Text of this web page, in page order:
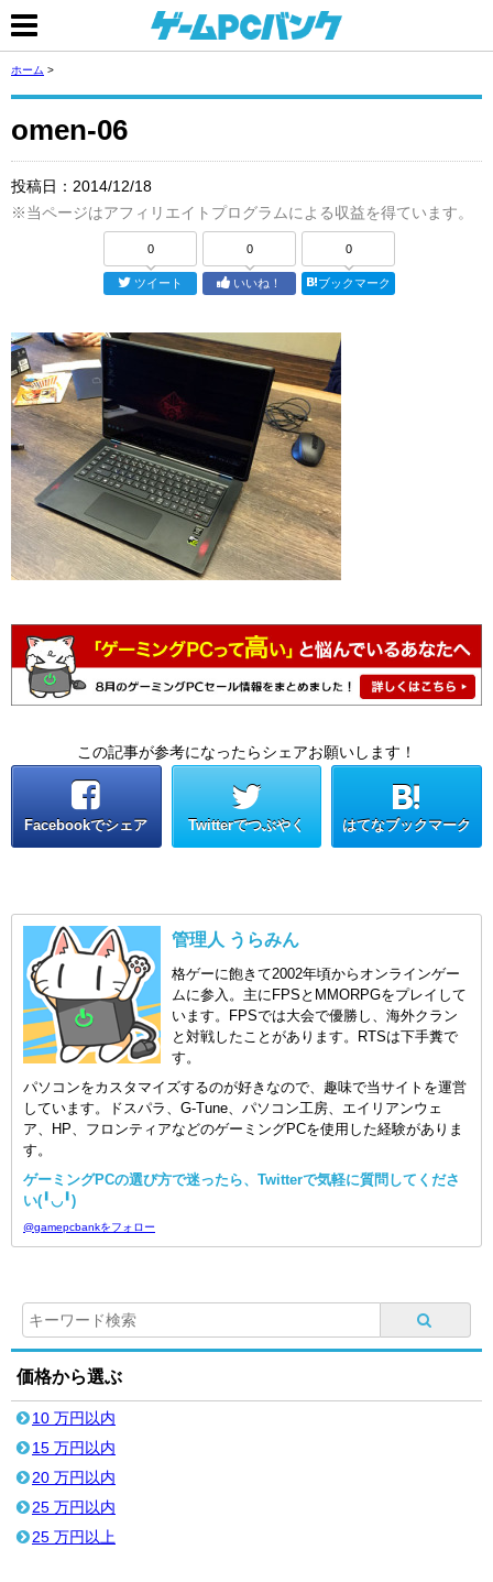
ホーム >
omen-06
投稿日： 2014/12/18
※当ページはアフィリエイトプログラムによる収益を得ています。
0
ツイート
0
いいね！
0
ブックマーク
この記事が参考になったらシェアお願いします！
Facebookでシェア Twitterでつぶやく はてなブックマーク
管理人 うらみん
格ゲーに飽きて2002年頃からオンラインゲー
ムに参入。主にFPSとMMORPGをプレイして
います。FPSでは大会で優勝し、海外クラン
と対戦したことがあります。RTSは下手糞で
す。
パソコンをカスタマイズするのが好きなので、趣味で当サイトを運営
しています。ドスパラ、G-Tune、パソコン工房、エイリアンウェ
ア、HP、フロンティアなどのゲーミングPCを使用した経験がありま
す。
ゲーミングPCの選び方で迷ったら、Twitterで気軽に質問してくださ
い(╹◡╹)
@gamepcbankをフォロー
価格から選ぶ
10 万円以内
15 万円以内
20 万円以内
25 万円以内
25 万円以上